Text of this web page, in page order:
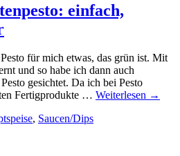
einfach,
für mich etwas, das grün ist. Mit
und so habe ich dann auch
gesichtet. Da ich bei Pesto
Fertigprodukte … Weiterlesen →
, Saucen/Dips